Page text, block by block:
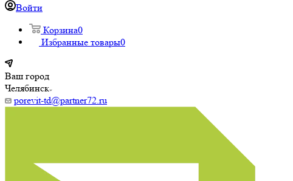
Войти
Корзина0
Избранные товары0
Ваш город
Челябинск
porevit-td@partner72.ru